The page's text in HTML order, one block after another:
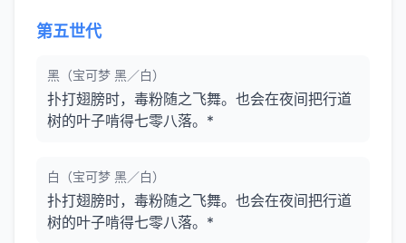
第五世代
黑（宝可梦 黑／白）
扑打翅膀时，毒粉随之飞舞。也会在夜间把行道
树的叶子啃得七零八落。*
白（宝可梦 黑／白）
扑打翅膀时，毒粉随之飞舞。也会在夜间把行道
树的叶子啃得七零八落。*